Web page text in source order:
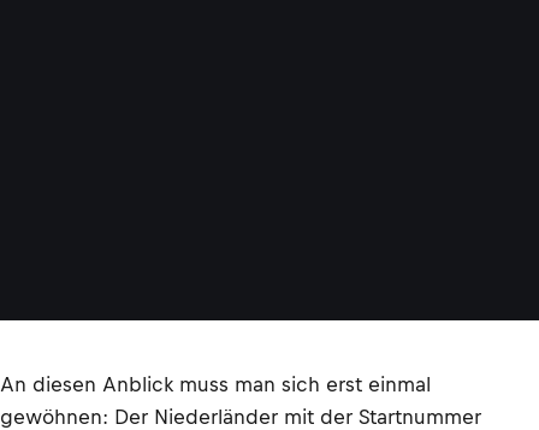
An diesen Anblick muss man sich erst einmal
gewöhnen: Der Niederländer mit der Startnummer